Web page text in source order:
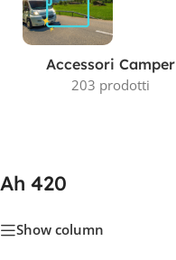
Accessori Camper
203 prodotti
Ah 420
Show column